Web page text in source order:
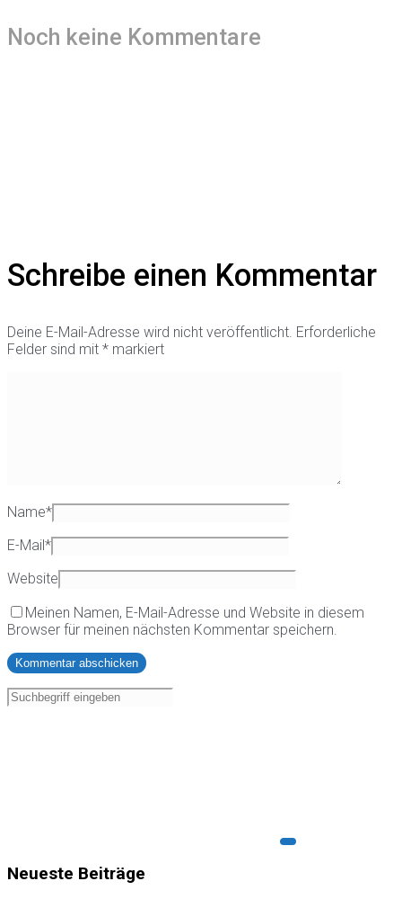
Noch keine Kommentare
Schreibe einen Kommentar
Deine E-Mail-Adresse wird nicht veröffentlicht. Erforderliche
Felder sind mit * markiert
Name*
E-Mail*
Website
Meinen Namen, E-Mail-Adresse und Website in diesem
Browser für meinen nächsten Kommentar speichern.
Neueste Beiträge